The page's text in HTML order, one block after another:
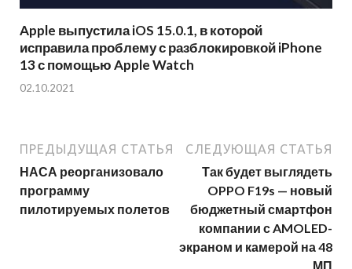
Apple выпустила iOS 15.0.1, в которой
исправила проблему с разблокировкой iPhone
13 с помощью Apple Watch
02.10.2021
ПРЕДЫДУЩАЯ СТАТЬЯ
НАСА реорганизовало
программу
пилотируемых полетов
СЛЕДУЮЩАЯ СТАТЬЯ
Так будет выглядеть
OPPO F19s — новый
бюджетный смартфон
компании с AMOLED-
экраном и камерой на 48
МП